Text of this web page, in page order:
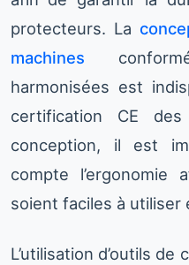
protecteurs. La
machines
harmonisées est
certification CE
conception, il est
compte
soient faciles à utiliser
L’utilisation d’outils